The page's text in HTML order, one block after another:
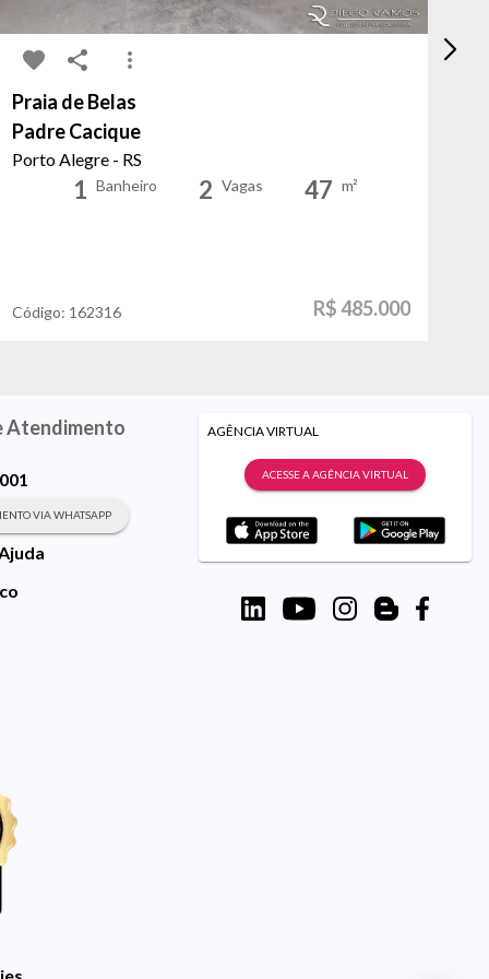
Praia de Belas
Padre Cacique
Porto Alegre - RS
1 Banheiro 2 Vagas 47 m²
Código: 162316 R$ 485.000
Atendimento
VIA WHATSAPP
AGÊNCIA VIRTUAL
ACESSE A AGÊNCIA VIRTUAL